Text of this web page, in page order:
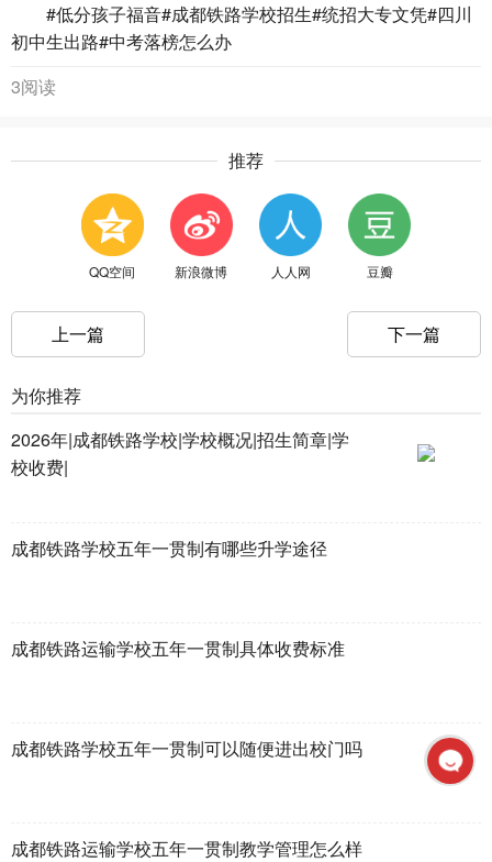
#低分孩子福音#成都铁路学校招生#统招大专文凭#四川
初中生出路#中考落榜怎么办
3阅读
推荐
QQ空间 新浪微博 人人网 豆瓣
上一篇 下一篇
为你推荐
2026年|成都铁路学校|学校概况|招生简章|学
校收费|
成都铁路学校五年一贯制有哪些升学途径
成都铁路运输学校五年一贯制具体收费标准
成都铁路学校五年一贯制可以随便进出校门吗
成都铁路运输学校五年一贯制教学管理怎么样